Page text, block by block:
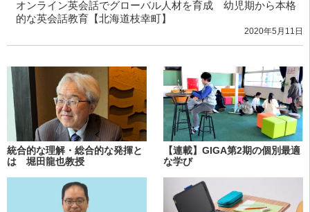
オンライン英会話でグローバル人材を育成 幼児期から本格
的な英会話教育【北海道枝幸町】
2020年5月11日
統合的な理解・総合的な発揮と
は 堀田龍也教授
【連載】GIGA第2期の個別最適
な学び